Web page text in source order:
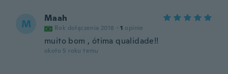
M Maah
Rok dołączenia 2018 · 1 opinie
muito bom , ótima qualidade!!
około 5 roku temu